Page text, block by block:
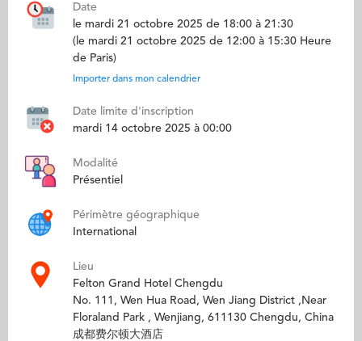
Date
le mardi 21 octobre 2025 de 18:00 à 21:30
(le mardi 21 octobre 2025 de 12:00 à 15:30 Heure
de Paris)
Importer dans mon calendrier
Date limite d'inscription
mardi 14 octobre 2025 à 00:00
Modalité
Présentiel
Périmètre géographique
International
Lieu
Felton Grand Hotel Chengdu
No. 111, Wen Hua Road, Wen Jiang District ,Near
Floraland Park , Wenjiang, 611130 Chengdu, China
成都费尔顿大酒店